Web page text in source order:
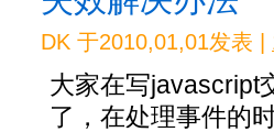
DK 于2010,01,01发表 |
大家在写javascript
了，在处理事件的